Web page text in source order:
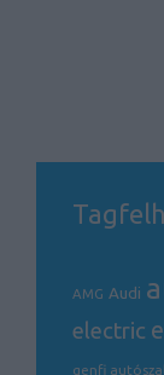
AMG Audi
electric
genfi